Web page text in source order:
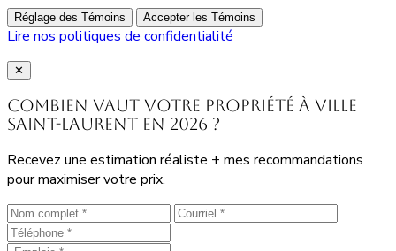
Réglage des Témoins Accepter les Témoins
Lire nos politiques de confidentialité
Close
✕
Combien vaut votre propriété à Ville
Saint-Laurent en 2026 ?
Recevez une estimation réaliste + mes recommandations
pour maximiser votre prix.